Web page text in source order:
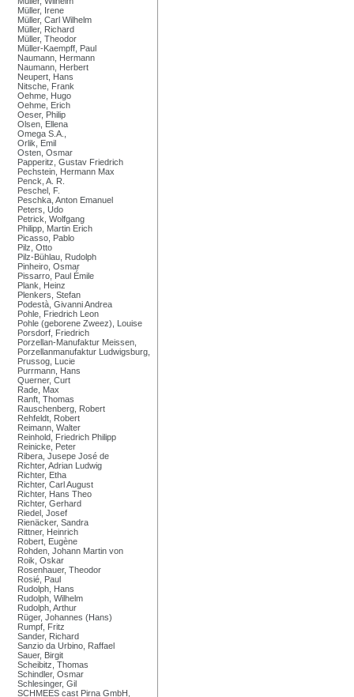
Müller, Irene
Müller, Carl Wilhelm
Müller, Richard
Müller, Theodor
Müller-Kaempff, Paul
Naumann, Hermann
Naumann, Herbert
Neupert, Hans
Nitsche, Frank
Oehme, Hugo
Oehme, Erich
Oeser, Philip
Olsen, Ellena
Omega S.A.,
Orlik, Emil
Osten, Osmar
Papperitz, Gustav Friedrich
Pechstein, Hermann Max
Penck, A. R.
Peschel, F.
Peschka, Anton Emanuel
Peters, Udo
Petrick, Wolfgang
Philipp, Martin Erich
Picasso, Pablo
Pilz, Otto
Pilz-Bühlau, Rudolph
Pinheiro, Osmar
Pissarro, Paul Émile
Plank, Heinz
Plenkers, Stefan
Podestà, Givanni Andrea
Pohle, Friedrich Leon
Pohle (geborene Zweez), Louise
Porsdorf, Friedrich
Porzellan-Manufaktur Meissen,
Porzellanmanufaktur Ludwigsburg,
Prussog, Lucie
Purrmann, Hans
Querner, Curt
Rade, Max
Ranft, Thomas
Rauschenberg, Robert
Rehfeldt, Robert
Reimann, Walter
Reinhold, Friedrich Philipp
Reinicke, Peter
Ribera, Jusepe José de
Richter, Adrian Ludwig
Richter, Etha
Richter, Carl August
Richter, Hans Theo
Richter, Gerhard
Riedel, Josef
Rienäcker, Sandra
Rittner, Heinrich
Robert, Eugène
Rohden, Johann Martin von
Roik, Oskar
Rosenhauer, Theodor
Rosié, Paul
Rudolph, Hans
Rudolph, Wilhelm
Rudolph, Arthur
Rüger, Johannes (Hans)
Rumpf, Fritz
Sander, Richard
Sanzio da Urbino, Raffael
Sauer, Birgit
Scheibitz, Thomas
Schindler, Osmar
Schlesinger, Gil
SCHMEES cast Pirna GmbH,